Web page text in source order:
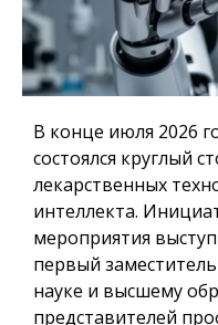
В конце июля 2026
состоялся круглый
лекарственных
интеллекта.
мероприятия
первый
науке и высшему
представителей